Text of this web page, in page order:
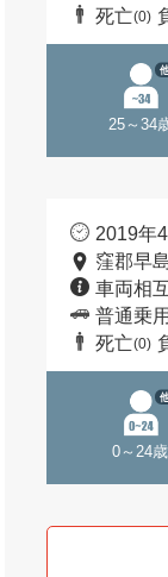
死亡(0)
25～34
2019年
窪郡早
車両相
普通乗
死亡(0)
0～24歳